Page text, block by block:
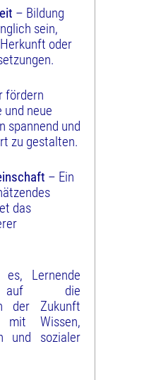
– Bildung
sein,
oder
fördern
und neue
spannend und
zu gestalten.
– Ein
das
Lernende
auf die
der Zukunft
mit Wissen,
und sozialer